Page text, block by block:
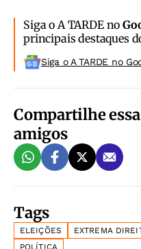
Siga o A TARDE no
principais destaques
Siga o A TARDE no
Compartilhe
amigos
Tags
ELEIÇÕES EXTREMA
POLÍTICA